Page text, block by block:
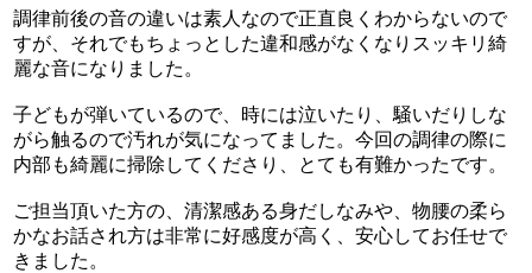
調律前後の音の違いは素人なので正直良くわからないので
すが、それでもちょっとした違和感がなくなりスッキリ綺
麗な音になりました。
子どもが弾いているので、時には泣いたり、騒いだりしな
がら触るので汚れが気になってました。今回の調律の際に
内部も綺麗に掃除してくださり、とても有難かったです。
ご担当頂いた方の、清潔感ある身だしなみや、物腰の柔ら
かなお話され方は非常に好感度が高く、安心してお任せで
きました。